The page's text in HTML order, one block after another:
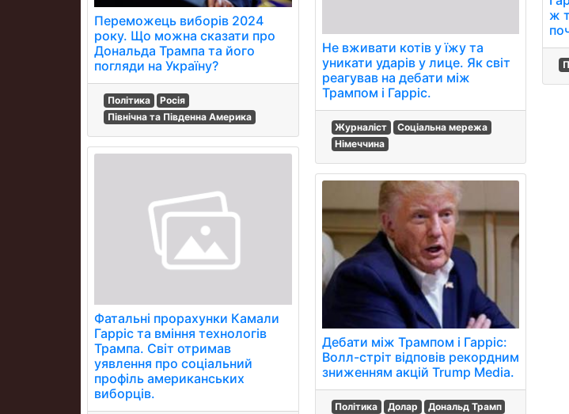
Переможець виборів 2024
року. Що можна сказати про
Дональда Трампа та його
погляди на Україну?
Політика
Росія
Північна та Південна Америка
Фатальні прорахунки Камали
Гарріс та вміння технологів
Трампа. Світ отримав
уявлення про соціальний
профіль американських
виборців.
Не вживати котів у їжу та
уникати ударів у лице. Як світ
реагував на дебати між
Трампом і Гарріс.
Журналіст
Соціальна мережа
Німеччина
Дебати між Трампом і Гарріс:
Волл-стріт відповів рекордним
зниженням акцій Trump Media.
Політика Долар Дональд Трамп
ж